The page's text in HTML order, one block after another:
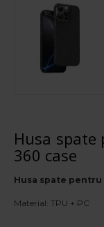
Husa spate
360 case
Husa spate pentru
Material: TPU + PC